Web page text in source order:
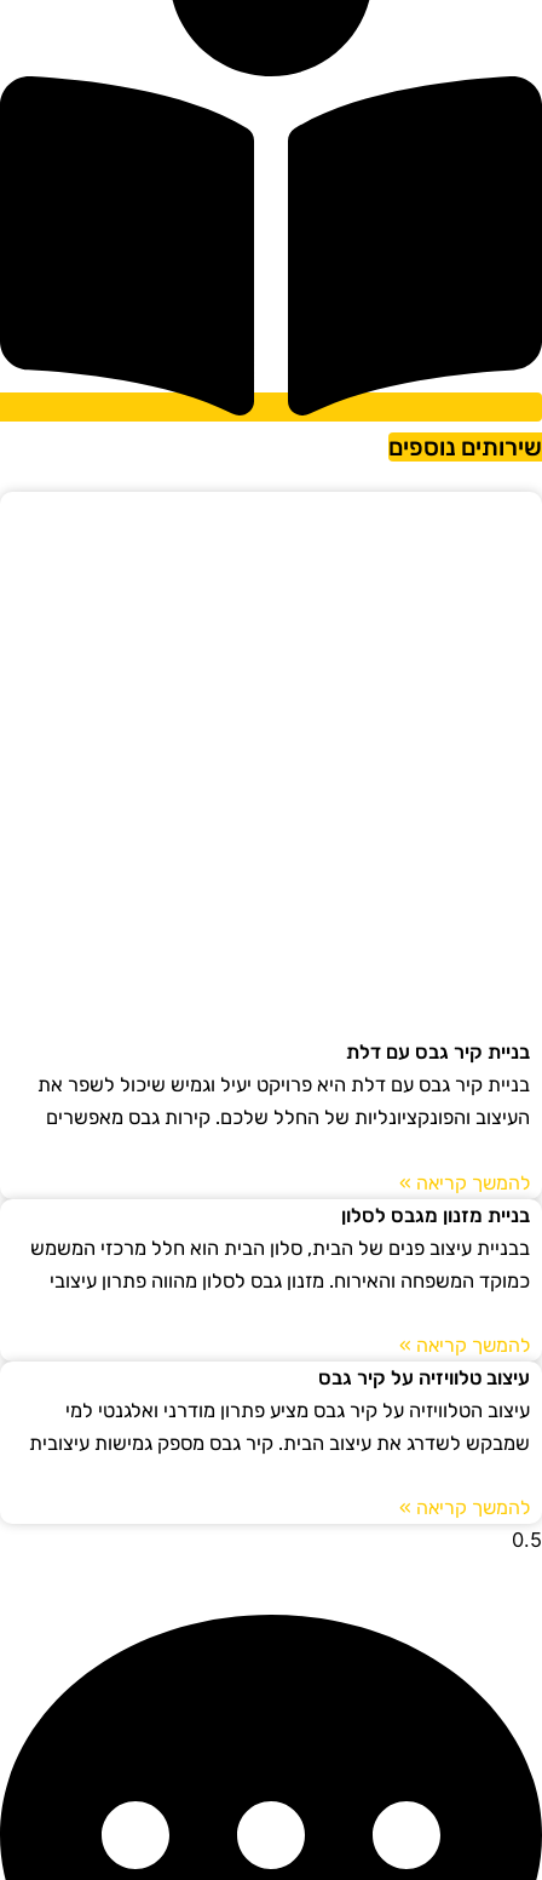
נוספים
בניית קיר גבס עם דלת
בניית קיר גבס עם דלת היא פרויקט יעיל וגמיש שיכול לשפר את
העיצוב והפונקציונליות של החלל שלכם. קירות גבס מאפשרים
להמשך קריאה »
בניית מזנון מגבס לסלון
בבניית עיצוב פנים של הבית, סלון הבית הוא חלל מרכזי המשמש
כמוקד המשפחה והאירוח. מזנון גבס לסלון מהווה פתרון עיצובי
להמשך קריאה »
עיצוב טלוויזיה על קיר גבס
עיצוב הטלוויזיה על קיר גבס מציע פתרון מודרני ואלגנטי למי
שמבקש לשדרג את עיצוב הבית. קיר גבס מספק גמישות עיצובית
להמשך קריאה »